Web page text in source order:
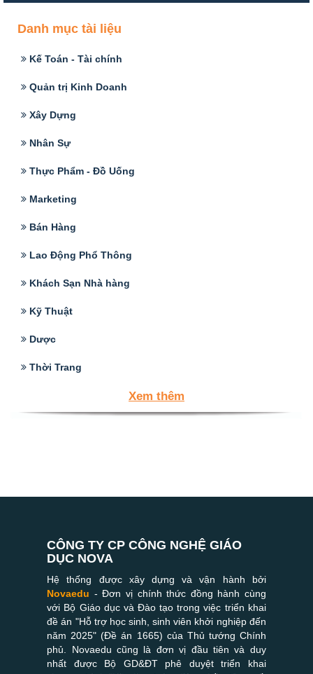
Danh mục tài liệu
Kế Toán - Tài chính
Quản trị Kinh Doanh
Xây Dựng
Nhân Sự
Thực Phẩm - Đồ Uống
Marketing
Bán Hàng
Lao Động Phổ Thông
Khách Sạn Nhà hàng
Kỹ Thuật
Dược
Thời Trang
Xem thêm
CÔNG TY CP CÔNG NGHỆ GIÁO
DỤC NOVA
Hệ thống được xây dựng và vận hành bởi
Novaedu - Đơn vị chính thức đồng hành cùng
với Bộ Giáo dục và Đào tạo trong việc triển khai
đề án "Hỗ trợ học sinh, sinh viên khởi nghiệp đến
năm 2025" (Đề án 1665) của Thủ tướng Chính
phủ. Novaedu cũng là đơn vị đầu tiên và duy
nhất được Bộ GD&ĐT phê duyệt triển khai